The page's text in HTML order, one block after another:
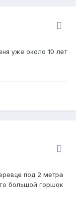
уже около 10 лет
под 2 метра
большой горшок